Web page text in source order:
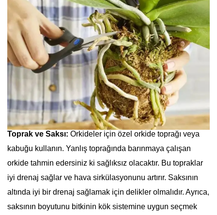
Toprak ve Saksı: Orkideler için özel orkide toprağı veya
kabuğu kullanın. Yanlış toprağında barınmaya çalışan
orkide tahmin edersiniz ki sağlıksız olacaktır. Bu topraklar
iyi drenaj sağlar ve hava sirkülasyonunu artırır. Saksının
altında iyi bir drenaj sağlamak için delikler olmalıdır. Ayrıca,
saksının boyutunu bitkinin kök sistemine uygun seçmek